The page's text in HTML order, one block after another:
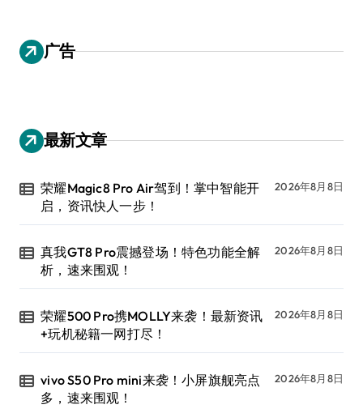
广告
最新文章
荣耀Magic8 Pro Air驾到！掌中智能开
启，资讯快人一步！
2026年8月8日
真我GT8 Pro震撼登场！特色功能全解
析，速来围观！
2026年8月8日
荣耀500 Pro携MOLLY来袭！最新资讯
+玩机秘籍一网打尽！
2026年8月8日
vivo S50 Pro mini来袭！小屏旗舰亮点
多，速来围观！
2026年8月8日